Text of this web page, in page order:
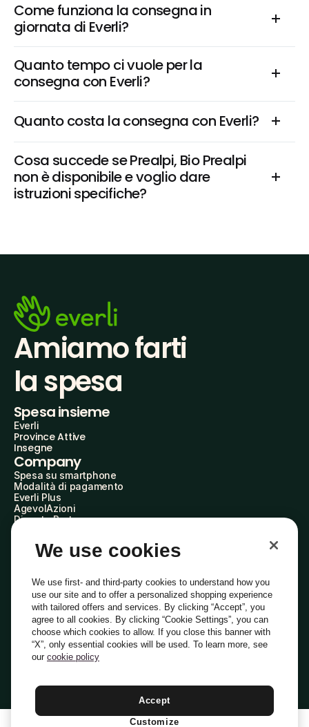
Come funziona la consegna in
giornata di Everli?
Quanto tempo ci vuole per la
consegna con Everli?
Quanto costa la consegna con Everli?
Cosa succede se Prealpi, Bio Prealpi
non è disponibile e voglio dare
istruzioni specifiche?
Amiamo farti
la spesa
Spesa insieme
Everli
Province Attive
Insegne
Company
Spesa su smartphone
Modalità di pagamento
Everli Plus
AgevolAzioni
Diventa Partner
Everli Shoppers
About Us
Everli News
Domande frequenti
Lavora con noi
Diventa Shopper
Investitori
PrivacyCookiePreferenze Cookie
Termini e CondizioniCodice Etico
Indirizzo PEC: everli@pec.it - indirizzo DPO: dpo@everli.com
Italiano
We use cookies
We use first- and third-party cookies to understand how you
use our site and to offer a personalized shopping experience
with tailored offers and services. By clicking “Accept”, you
agree to all cookies. By clicking “Cookie Settings”, you can
choose which cookies to allow. If you close this banner with
“X”, only essential cookies will be used. To learn more, see
our cookie policy
Accept
Customize